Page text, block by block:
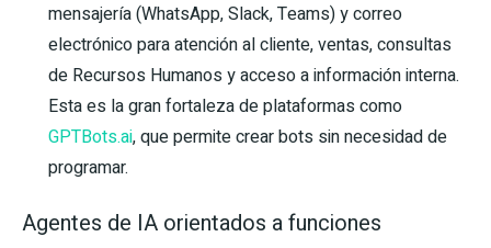
mensajería (WhatsApp, Slack, Teams) y correo
electrónico para atención al cliente, ventas, consultas
de Recursos Humanos y acceso a información interna.
Esta es la gran fortaleza de plataformas como
GPTBots.ai, que permite crear bots sin necesidad de
programar.
Agentes de IA orientados a funciones